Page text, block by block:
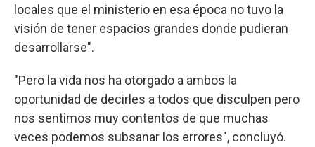
locales que el ministerio en esa época no tuvo la
visión de tener espacios grandes donde pudieran
desarrollarse".
"Pero la vida nos ha otorgado a ambos la
oportunidad de decirles a todos que disculpen pero
nos sentimos muy contentos de que muchas
veces podemos subsanar los errores", concluyó.